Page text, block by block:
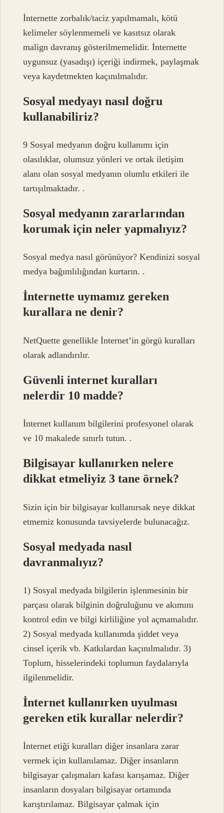
İnternette zorbalık/taciz yapılmamalı, kötü
kelimeler söylenmemeli ve kasıtsız olarak
malign davranış gösterilmemelidir. İnternette
uygunsuz (yasadışı) içeriği indirmek, paylaşmak
veya kaydetmekten kaçınılmalıdır.
Sosyal medyayı nasıl doğru
kullanabiliriz?
9 Sosyal medyanın doğru kullanımı için
olasılıklar, olumsuz yönleri ve ortak iletişim
alanı olan sosyal medyanın olumlu etkileri ile
tartışılmaktadır. .
Sosyal medyanın zararlarından
korumak için neler yapmalıyız?
Sosyal medya nasıl görünüyor? Kendinizi sosyal
medya bağımlılığından kurtarın. .
İnternette uymamız gereken
kurallara ne denir?
NetQuette genellikle İnternet’in görgü kuralları
olarak adlandırılır.
Güvenli internet kuralları
nelerdir 10 madde?
İnternet kullanım bilgilerini profesyonel olarak
ve 10 makalede sınırlı tutun. .
Bilgisayar kullanırken nelere
dikkat etmeliyiz 3 tane örnek?
Sizin için bir bilgisayar kullanırsak neye dikkat
etmemiz konusunda tavsiyelerde bulunacağız.
Sosyal medyada nasıl
davranmalıyız?
1) Sosyal medyada bilgilerin işlenmesinin bir
parçası olarak bilginin doğruluğunu ve akımını
kontrol edin ve bilgi kirliliğine yol açmamalıdır.
2) Sosyal medyada kullanımda şiddet veya
cinsel içerik vb. Katkılardan kaçınılmalıdır. 3)
Toplum, hisselerindeki toplumun faydalarıyla
ilgilenmelidir.
İnternet kullanırken uyulması
gereken etik kurallar nelerdir?
İnternet etiği kuralları diğer insanlara zarar
vermek için kullanılamaz. Diğer insanların
bilgisayar çalışmaları kafası karışamaz. Diğer
insanların dosyaları bilgisayar ortamında
karıştırılamaz. Bilgisayar çalmak için